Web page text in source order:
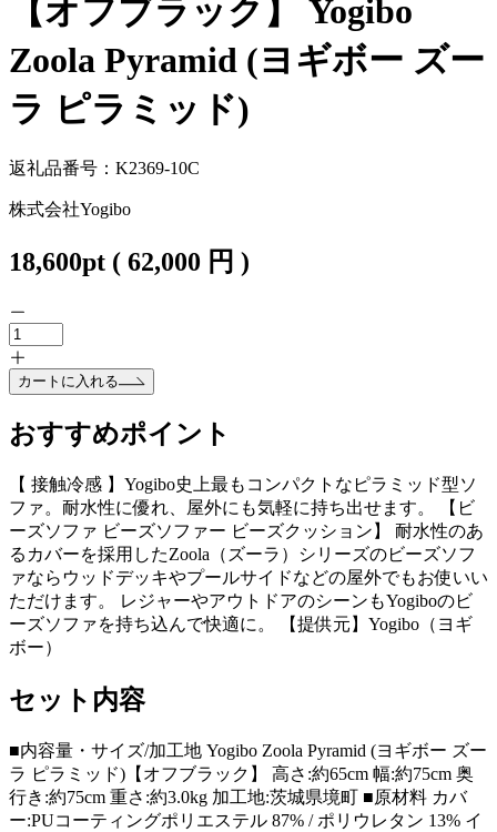
【オフブラック】 Yogibo
Zoola Pyramid (ヨギボー ズー
ラ ピラミッド)
返礼品番号：K2369-10C
株式会社Yogibo
18,600pt ( 62,000 円 )
カートに入れる
おすすめポイント
【 接触冷感 】Yogibo史上最もコンパクトなピラミッド型ソ
ファ。耐水性に優れ、屋外にも気軽に持ち出せます。 【ビ
ーズソファ ビーズソファー ビーズクッション】 耐水性のあ
るカバーを採用したZoola（ズーラ）シリーズのビーズソフ
ァならウッドデッキやプールサイドなどの屋外でもお使いい
ただけます。 レジャーやアウトドアのシーンもYogiboのビ
ーズソファを持ち込んで快適に。 【提供元】Yogibo（ヨギ
ボー）
セット内容
■内容量・サイズ/加工地 Yogibo Zoola Pyramid (ヨギボー ズー
ラ ピラミッド)【オフブラック】 高さ:約65cm 幅:約75cm 奥
行き:約75cm 重さ:約3.0kg 加工地:茨城県境町 ■原材料 カバ
ー:PUコーティングポリエステル 87% / ポリウレタン 13% イ